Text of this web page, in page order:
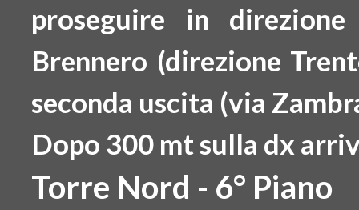
proseguire in direzione
Brennero (direzione
seconda uscita (via
Dopo 300 mtsulla dx
Torre Nord - 6° Piano